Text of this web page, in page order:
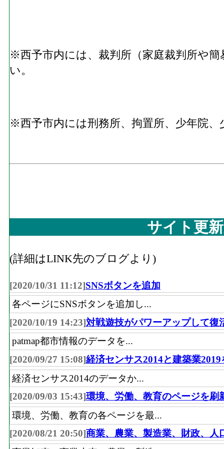
※西予市内には、裁判所（家庭裁判所や
い。
※西予市内には刑務所、拘置所、少年院
サイト更
(詳細はLINK先のブログより)
[2020/10/31 11:12]SNSボタンを追加
各ページにSNSボタンを追加し...
[2020/10/19 14:23]対戦遊技がパワーアップして復
patmap都市情報のデータを...
[2020/09/27 15:08]経済センサス2014と建築業2019
経済センサス2014のデータか...
[2020/09/03 15:43]環境、労働、教育のページを刷
環境、労働、教育の各ページを最...
[2020/08/21 20:50]商業、農業、製造業、財政、人